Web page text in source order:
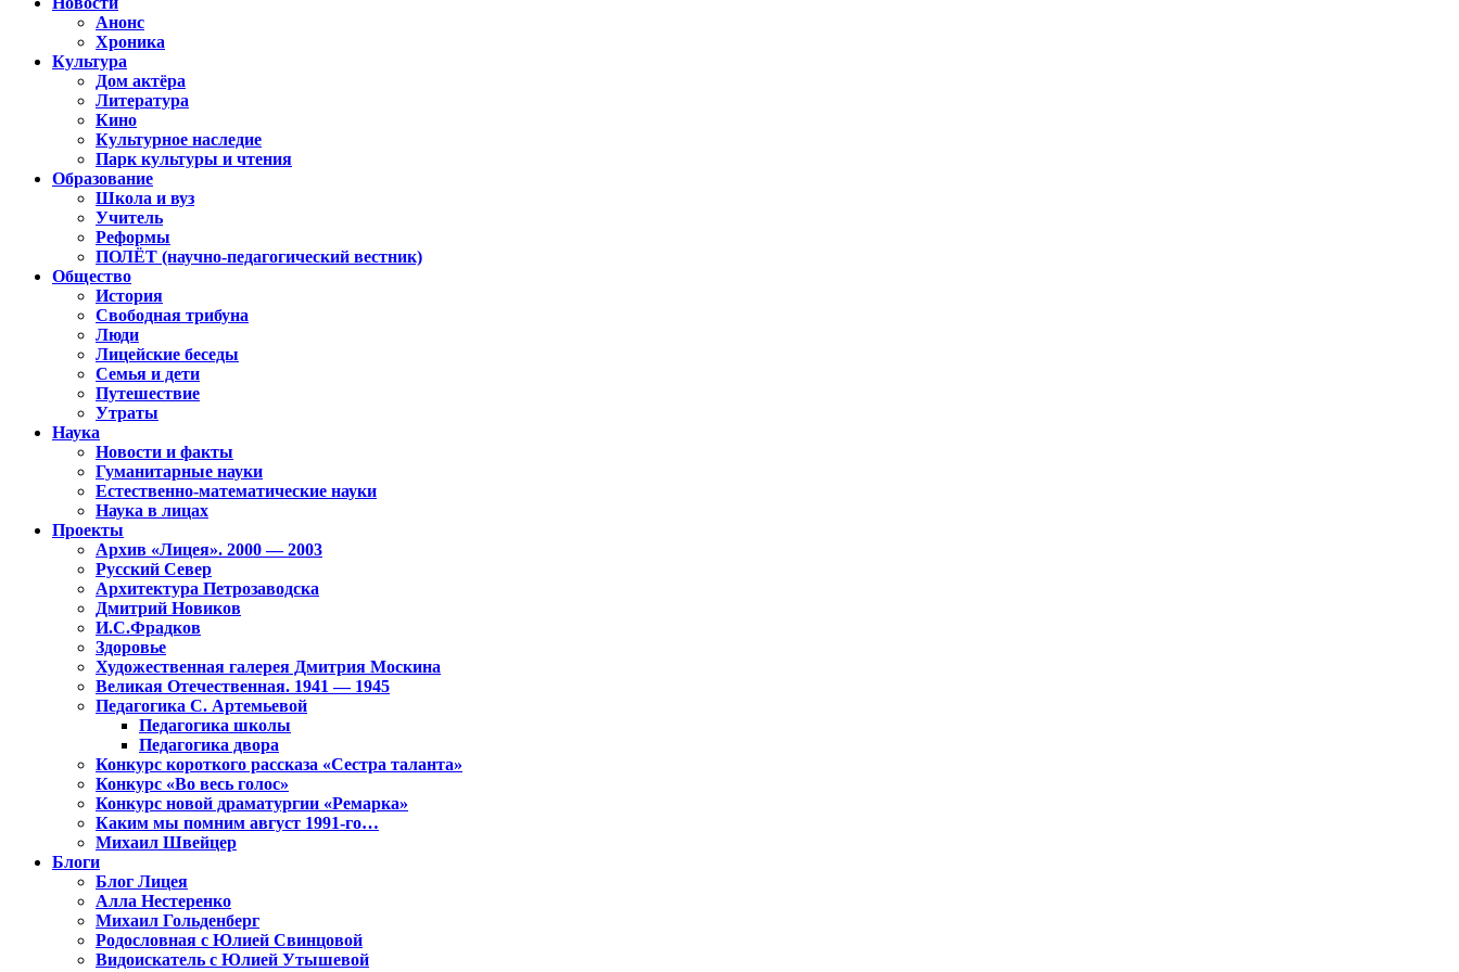
Анонс
Хроника
Культура
Дом актёра
Литература
Кино
Культурное наследие
Парк культуры и чтения
Образование
Школа и вуз
Учитель
Реформы
ПОЛЁТ (научно-педагогический вестник)
Общество
История
Свободная трибуна
Люди
Лицейские беседы
Семья и дети
Путешествие
Утраты
Наука
Новости и факты
Гуманитарные науки
Естественно-математические науки
Наука в лицах
Проекты
Архив «Лицея». 2000 — 2003
Русский Север
Архитектура Петрозаводска
Дмитрий Новиков
И.С.Фрадков
Здоровье
Художественная галерея Дмитрия Москина
Великая Отечественная. 1941 — 1945
Педагогика С. Артемьевой
Педагогика школы
Педагогика двора
Конкурс короткого рассказа «Сестра таланта»
Конкурс «Во весь голос»
Конкурс новой драматургии «Ремарка»
Каким мы помним август 1991-го…
Михаил Швейцер
Блоги
Блог Лицея
Алла Нестеренко
Михаил Гольденберг
Родословная с Юлией Свинцовой
Видоискатель с Юлией Утышевой